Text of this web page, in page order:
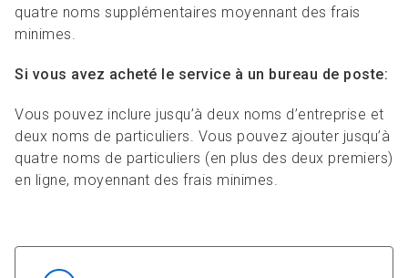
quatre noms supplémentaires moyennant des frais
minimes.
Si vous avez acheté le service à un bureau de poste:
Vous pouvez inclure jusqu’à deux noms d’entreprise et
deux noms de particuliers. Vous pouvez ajouter jusqu’à
quatre noms de particuliers (en plus des deux premiers)
en ligne, moyennant des frais minimes.